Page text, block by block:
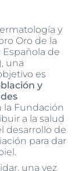
y
Oro de la
Española de
una
es
y
la Fundación
a la salud
desarrollo de
para dar
una vez